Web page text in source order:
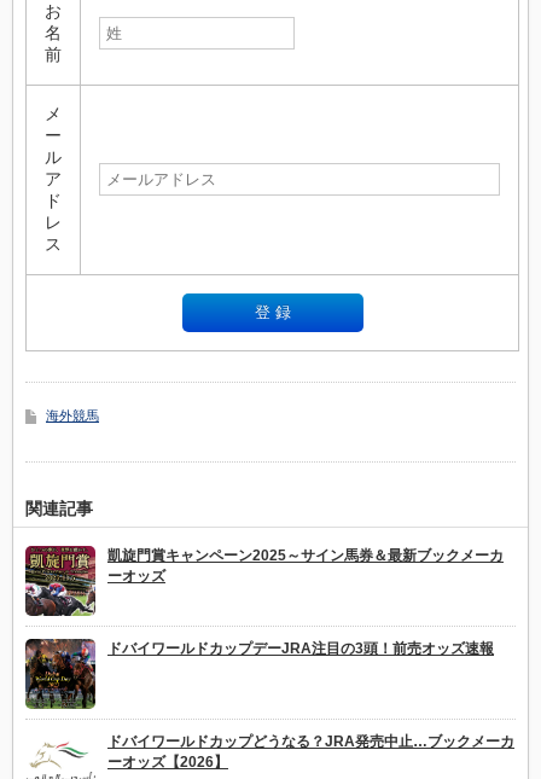
お
名
前
メ
ー
ル
ア
ド
レ
ス
海外競馬
関連記事
凱旋門賞キャンペーン2025～サイン馬券＆最新ブックメーカ
ーオッズ
ドバイワールドカップデーJRA注目の3頭！前売オッズ速報
ドバイワールドカップどうなる？JRA発売中止…ブックメーカ
ーオッズ【2026】